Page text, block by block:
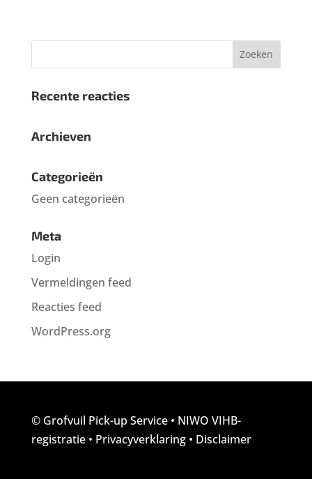
Recente reacties
Archieven
Categorieën
Geen categorieën
Meta
Login
Vermeldingen feed
Reacties feed
WordPress.org
© Grofvuil Pick-up Service• NIWO VIHB-
registratie• Privacyverklaring• Disclaimer